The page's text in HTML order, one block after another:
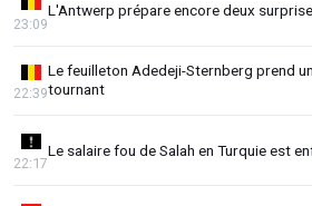
L'Antwerp prépare encore deux
23:09
Le feuilleton Adedeji-Sternberg prend
tournant
22:39
Le salaire fou de Salah en Turquie est
22:17